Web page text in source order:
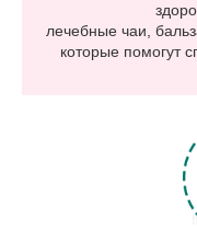
лечебные чаи,
которые помогут